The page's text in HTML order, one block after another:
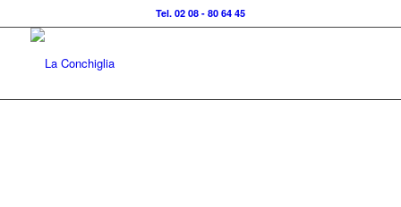
Tel. 02 08 - 80 64 45